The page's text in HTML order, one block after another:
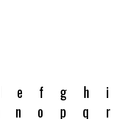
e f g h
i
n o p q
r